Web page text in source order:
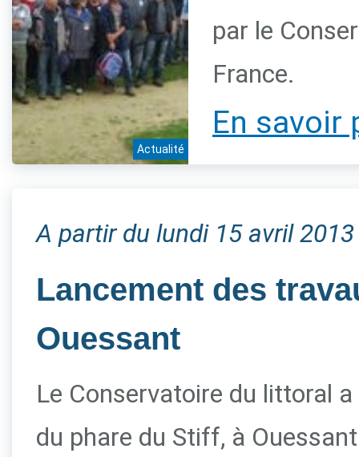
Actualité
par le
France.
En savoir
A partir du lundi 15 avril 2013
Lancement des
Ouessant
Le Conservatoire du littoral
du phare du Stiff, à